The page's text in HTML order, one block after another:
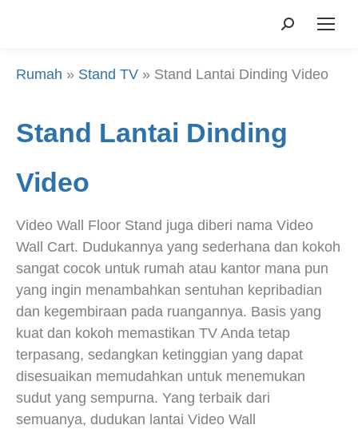
Mencari:
Rumah » Stand TV » Stand Lantai Dinding Video
Stand Lantai Dinding
Video
Video Wall Floor Stand juga diberi nama Video
Wall Cart. Dudukannya yang sederhana dan kokoh
sangat cocok untuk rumah atau kantor mana pun
yang ingin menambahkan sentuhan kepribadian
dan kegembiraan pada ruangannya. Basis yang
kuat dan kokoh memastikan TV Anda tetap
terpasang, sedangkan ketinggian yang dapat
disesuaikan memudahkan untuk menemukan
sudut yang sempurna. Yang terbaik dari
semuanya, dudukan lantai Video Wall